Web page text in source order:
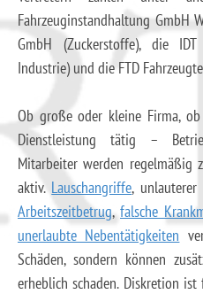
Fahrzeuginstandhaltung GmbH
GmbH (Zuckerstoffe), die
Industrie) und die FTD
Ob große oder kleine Firma,
Dienstleistung tätig –
Mitarbeiter werden regelmäßig
aktiv. Lauschangriffe, unlauterer
Arbeitszeitbetrug, falsche
unerlaubte Nebentätigkeiten
Schäden, sondern können
erheblich schaden. Diskretion